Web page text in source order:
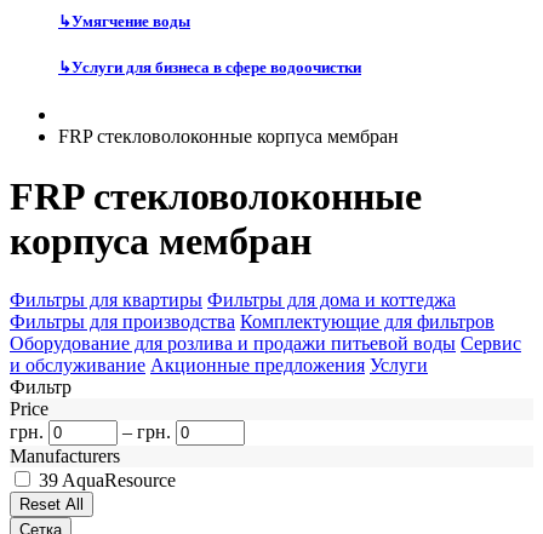
↳Умягчение воды
↳Услуги для бизнеса в сфере водоочистки
FRP стекловолоконные корпуса мембран
FRP стекловолоконные
корпуса мембран
Фильтры для квартиры Фильтры для дома и коттеджа
Фильтры для производства Комплектующие для фильтров
Оборудование для розлива и продажи питьевой воды Сервис
и обслуживание Акционные предложения Услуги
Фильтр
Price
грн.
– грн.
Manufacturers
39 AquaResource
Сетка